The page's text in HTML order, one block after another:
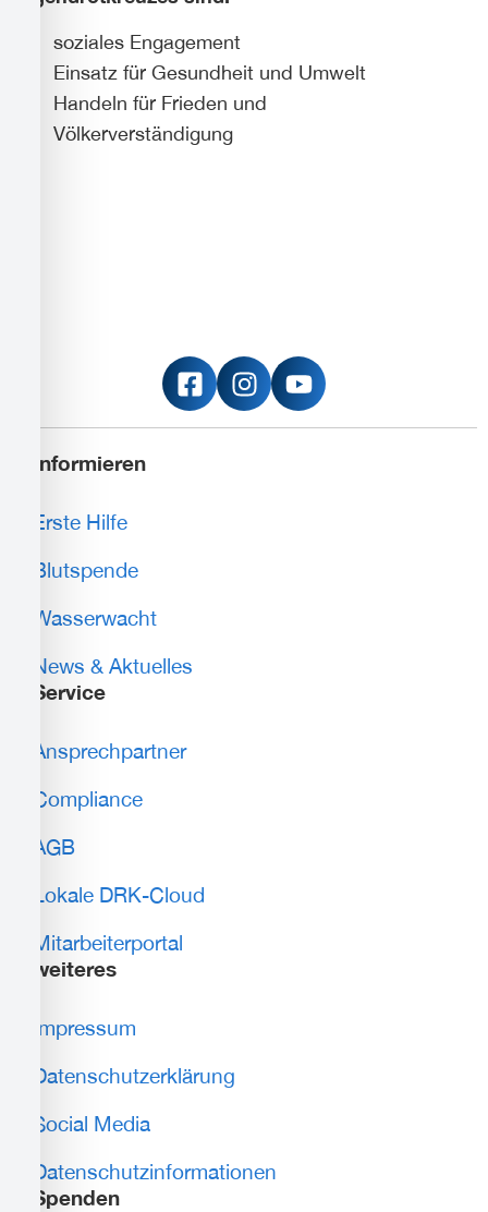
soziales Engagement
Einsatz für Gesundheit und Umwelt
Handeln für Frieden und
Völkerverständigung
Informieren
Erste Hilfe
Blutspende
Wasserwacht
News & Aktuelles
Service
Ansprechpartner
Compliance
AGB
Lokale DRK-Cloud
Mitarbeiterportal
weiteres
Impressum
Datenschutzerklärung
Social Media
Datenschutzinformationen
Spenden